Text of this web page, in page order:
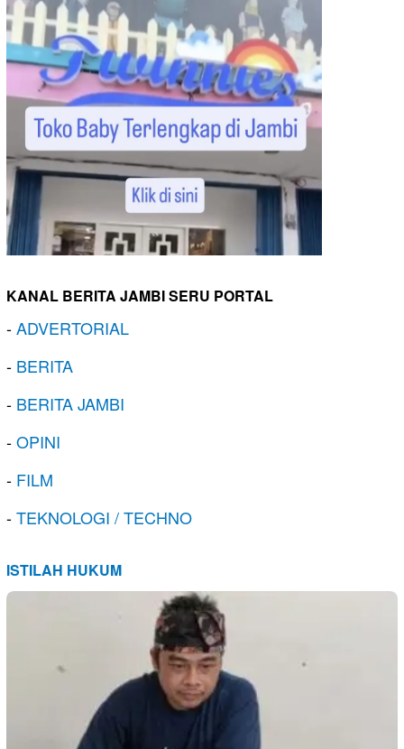
KANAL BERITA JAMBI SERU PORTAL
-ADVERTORIAL
- BERITA
- BERITA JAMBI
-OPINI
- FILM
-TEKNOLOGI / TECHNO
ISTILAH HUKUM